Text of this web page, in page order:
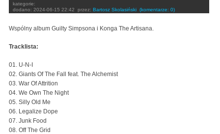
kategorie:
dodano: 2024-06-15 22:42 przez: Bartosz Skolasiński (komentarze: 0)
Wspólny album Guilty Simpsona i Konga The Artisana.
Tracklista:
01. U-N-I
02. Giants Of The Fall feat. The Alchemist
03. War Of Attrition
04. We Own The Night
05. Silly Old Me
06. Legalize Dope
07. Junk Food
08. Off The Grid